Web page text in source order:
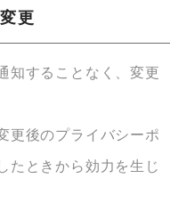
更
知することなく、変更
更後のプライバシーポ
たときから効力を生じ